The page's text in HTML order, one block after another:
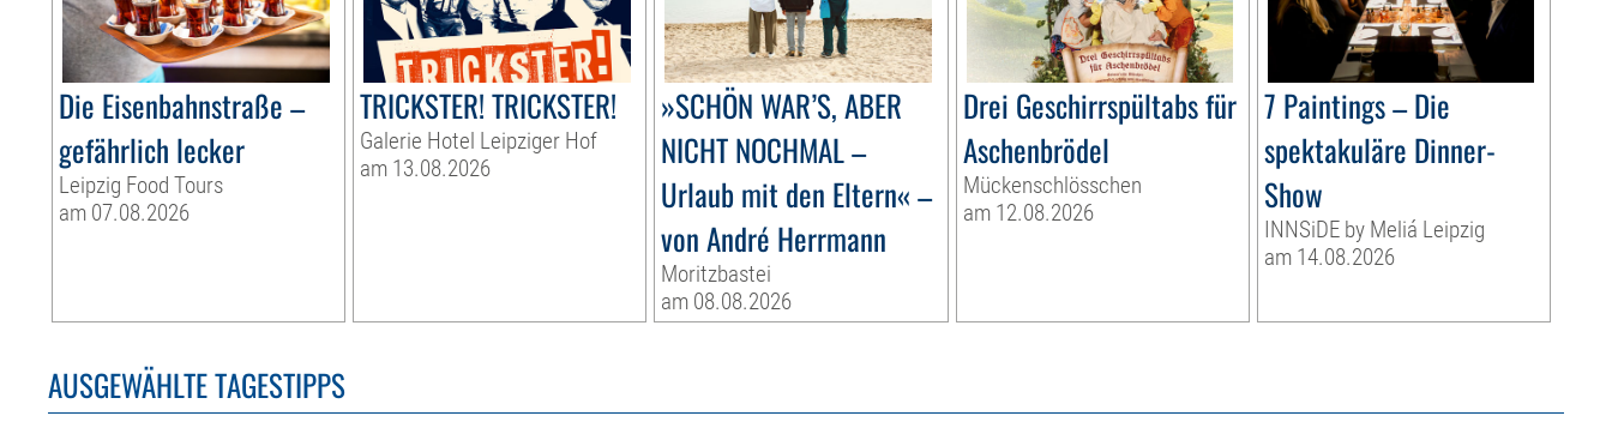
Die Eisenbahnstraße –
gefährlich lecker
Leipzig Food Tours
am 07.08.2026
TRICKSTER! TRICKSTER!
Galerie Hotel Leipziger Hof
am 13.08.2026
»SCHÖN WAR’S, ABER
NICHT NOCHMAL –
Urlaub mit den Eltern« –
von André Herrmann
Moritzbastei
am 08.08.2026
Drei Geschirrspültabs für
Aschenbrödel
Mückenschlösschen
am 12.08.2026
7 Paintings – Die
spektakuläre Dinner-
Show
INNSiDE by Meliá Leipzig
am 14.08.2026
AUSGEWÄHLTE TAGESTIPPS